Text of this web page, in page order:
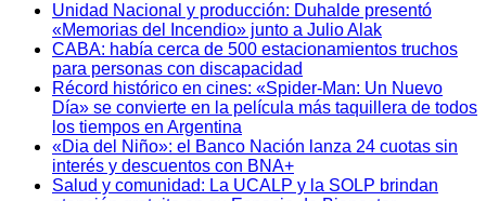
Unidad Nacional y producción: Duhalde presentó
«Memorias del Incendio» junto a Julio Alak
CABA: había cerca de 500 estacionamientos truchos
para personas con discapacidad
Récord histórico en cines: «Spider-Man: Un Nuevo
Día» se convierte en la película más taquillera de todos
los tiempos en Argentina
«Dia del Niño»: el Banco Nación lanza 24 cuotas sin
interés y descuentos con BNA+
Salud y comunidad: La UCALP y la SOLP brindan